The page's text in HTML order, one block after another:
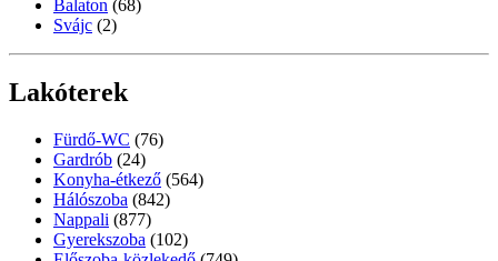
Balaton (68)
Svájc (2)
Lakóterek
Fürdő-WC (76)
Gardrób (24)
Konyha-étkező (564)
Hálószoba (842)
Nappali (877)
Gyerekszoba (102)